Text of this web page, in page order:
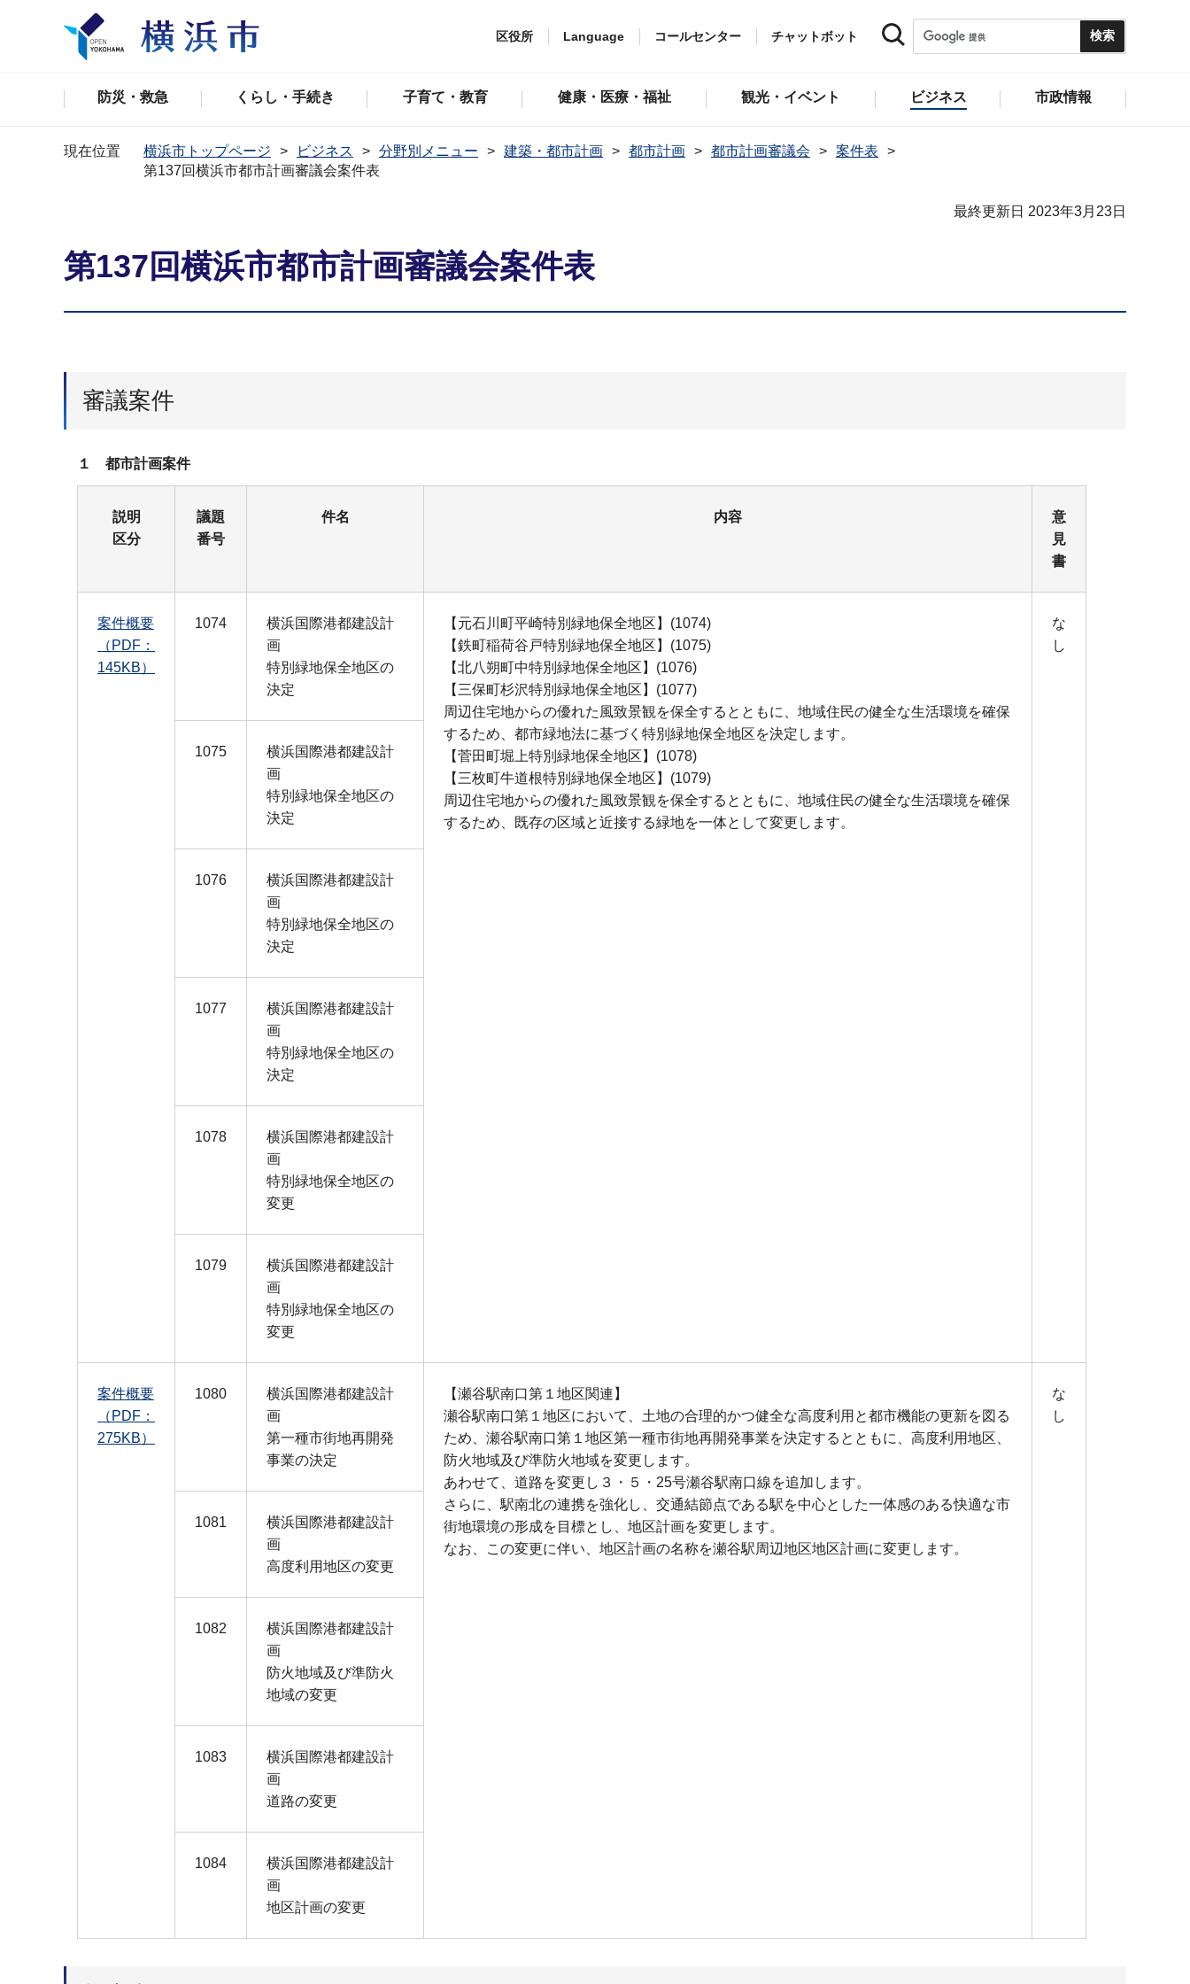
区役所 Language コールセンター チャットボット
防災・救急 くらし・手続き 子育て・教育 健康・医療・福祉 観光・イベント ビジネス 市政情報
現在位置 横浜市トップページ ビジネス 分野別メニュー 建築・都市計画 都市計画 都市計画審議会
案件表
第137回横浜市都市計画審議会案件表
最終更新日 2023年3月23日
第137回横浜市都市計画審議会案件表
審議案件
１ 都市計画案件
説明
区分
議題
番号
件名 内容
意
見
書
案件概要
（PDF：
145KB）
1074
横浜国際港都建設計
画
特別緑地保全地区の
決定
【元石川町平崎特別緑地保全地区】(1074)
【鉄町稲荷谷戸特別緑地保全地区】(1075)
【北八朔町中特別緑地保全地区】(1076)
【三保町杉沢特別緑地保全地区】(1077)
周辺住宅地からの優れた風致景観を保全するとともに、地域住民の健全な生活環境を確保
するため、都市緑地法に基づく特別緑地保全地区を決定します。
【菅田町堀上特別緑地保全地区】(1078)
【三枚町牛道根特別緑地保全地区】(1079)
周辺住宅地からの優れた風致景観を保全するとともに、地域住民の健全な生活環境を確保
するため、既存の区域と近接する緑地を一体として変更します。
な
し
1075
横浜国際港都建設計
画
特別緑地保全地区の
決定
1076
横浜国際港都建設計
画
特別緑地保全地区の
決定
1077
横浜国際港都建設計
画
特別緑地保全地区の
決定
1078
横浜国際港都建設計
画
特別緑地保全地区の
変更
1079
横浜国際港都建設計
画
特別緑地保全地区の
変更
案件概要
（PDF：
275KB）
1080
横浜国際港都建設計
画
第一種市街地再開発
事業の決定
【瀬谷駅南口第１地区関連】
瀬谷駅南口第１地区において、土地の合理的かつ健全な高度利用と都市機能の更新を図る
ため、瀬谷駅南口第１地区第一種市街地再開発事業を決定するとともに、高度利用地区、
防火地域及び準防火地域を変更します。
あわせて、道路を変更し３・５・25号瀬谷駅南口線を追加します。
さらに、駅南北の連携を強化し、交通結節点である駅を中心とした一体感のある快適な市
街地環境の形成を目標とし、地区計画を変更します。
なお、この変更に伴い、地区計画の名称を瀬谷駅周辺地区地区計画に変更します。
な
し
1081
横浜国際港都建設計
画
高度利用地区の変更
1082
横浜国際港都建設計
画
防火地域及び準防火
地域の変更
1083
横浜国際港都建設計
画
道路の変更
1084
横浜国際港都建設計
画
地区計画の変更